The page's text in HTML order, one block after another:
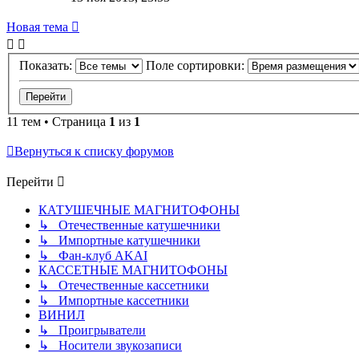
Новая тема
Показать: Поле сортировки:
11 тем • Страница 1 из 1
Вернуться к списку форумов
Перейти
КАТУШЕЧНЫЕ МАГНИТОФОНЫ
↳ Отечественные катушечники
↳ Импортные катушечники
↳ Фан-клуб AKAI
КАССЕТНЫЕ МАГНИТОФОНЫ
↳ Отечественные кассетники
↳ Импортные кассетники
ВИНИЛ
↳ Проигрыватели
↳ Носители звукозаписи